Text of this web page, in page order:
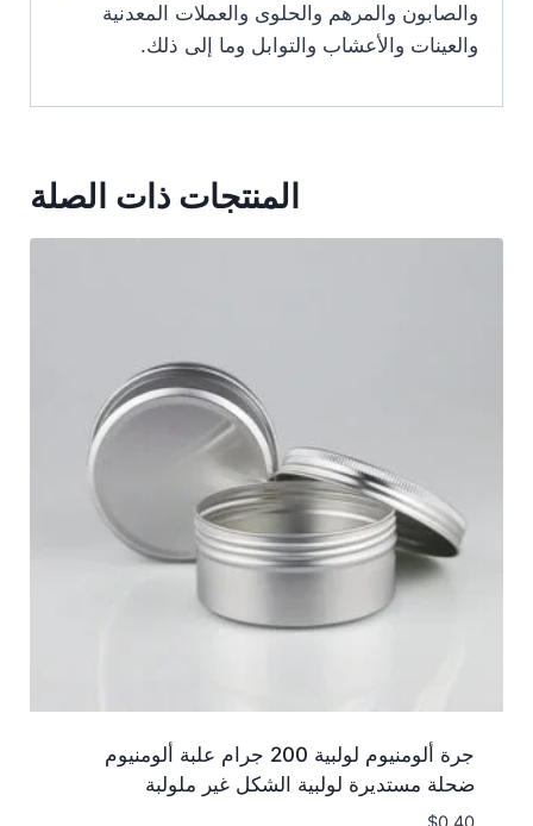
والصابون والمرهم والحلوى والعملات المعدنية
والعينات والأعشاب والتوابل وما إلى ذلك.
المنتجات ذات الصلة
جرة ألومنيوم لولبية 200 جرام علبة ألومنيوم
ضحلة مستديرة لولبية الشكل غير ملولبة